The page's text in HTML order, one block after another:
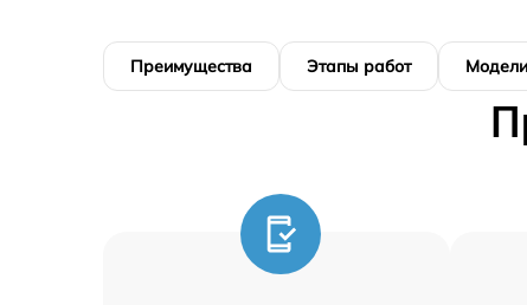
Преимущества Этапы работ Модели